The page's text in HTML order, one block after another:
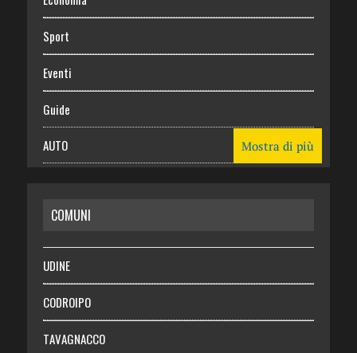
Sport
Eventi
Guide
AUTO
RISPARMIO
SALUTE
Necrologie
Chi siamo
Mostra di più
COMUNI
UDINE
CODROIPO
TAVAGNACCO